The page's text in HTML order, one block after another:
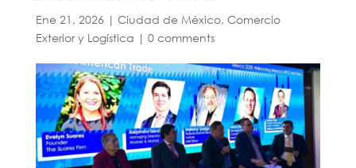
Ene 21, 2026 | Ciudad de México, Comercio
Exterior y Logística | 0 comments